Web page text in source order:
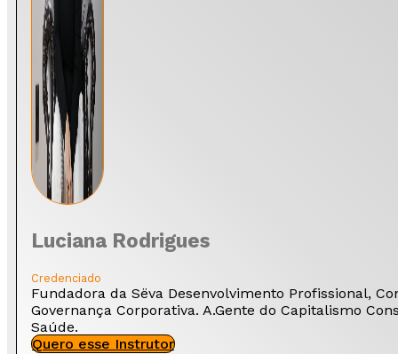
Luciana Rodrigues
Credenciado
Fundadora da Sëva Desenvolvimento Profissional,
Governança Corporativa. A.Gente do Capitalismo
Saúde.
Quero esse Instrutor